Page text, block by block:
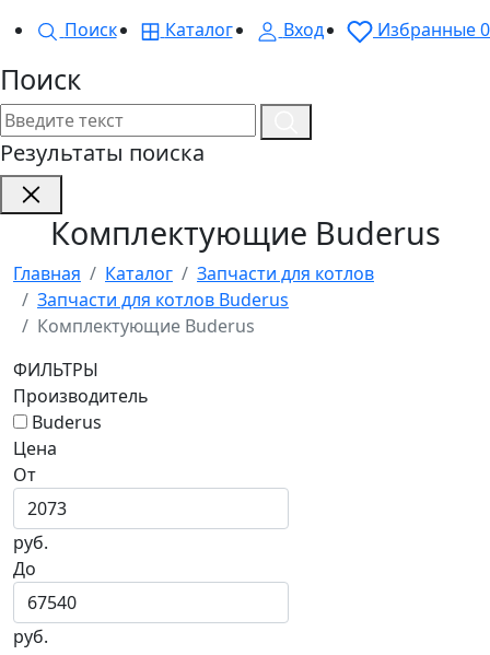
Поиск
Каталог Вход Избранные0
Поиск
Результаты поиска
Комплектующие Buderus
Главная Каталог
Запчасти для котлов
Запчасти для котлов Buderus
Комплектующие Buderus
ФИЛЬТРЫ
Производитель
Buderus
Цена
От
руб.
До
руб.